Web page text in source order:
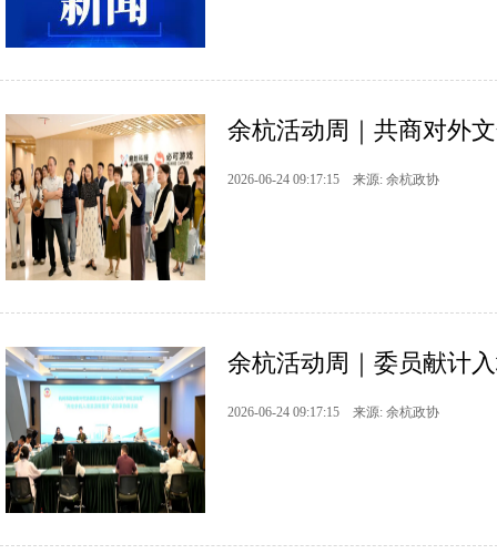
余杭活动周｜共商对外
2026-06-24 09:17:15 来源: 余杭政协
余杭活动周｜委员献计
2026-06-24 09:17:15 来源: 余杭政协